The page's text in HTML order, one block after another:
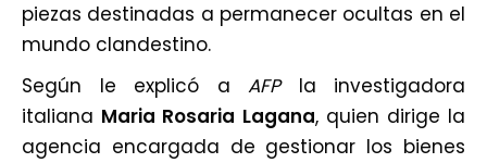
piezas destinadas a permanecer ocultas en el
mundo clandestino.
Según le explicó a AFPla investigadora
italiana Maria Rosaria Lagana, quien dirige la
agencia encargada de gestionar los bienes